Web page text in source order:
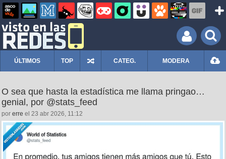
ÚLTIMOS TOP CATEG. MODERA
O sea que hasta la estadística me llama pringao…
genial, por @stats_feed
por erre el 23 abr 2026, 11:12